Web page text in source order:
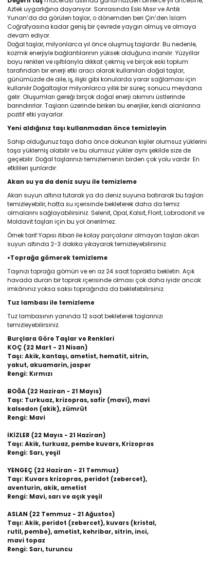
Aztek uygarlığına dayanıyor. Sonrasında Eski Mısır ve Antik
Yunan’da da görülen taşlar, o dönemden beri Çin’den İslam
Coğrafyasına kadar geniş bir çevrede yaygın olmuş ve olmaya
devam ediyor.
Doğal taşlar, milyonlarca yıl önce oluşmuş taşlardır. Bu nedenle,
kozmik enerjiyle bağlantılarının yüksek olduğuna inanılır. Yüzyıllar
boyu renkleri ve ışıltılarıyla dikkat çekmiş ve birçok eski toplum
tarafından bir enerji etki aracı olarak kullanılan doğal taşlar,
günümüzde de aile, iş, ilişki gibi konularda yarar sağlaması için
kullanılır.Doğaltaşlar milyonlarca yıllık bir süreç sonucu meydana
gelir. Oluşumları gereği birçok doğal enerji akımını üstlerinde
barındırırlar. Taşların üzerinde biriken bu enerjiler, kendi alanlarına
pozitif etki yayarlar.
Yeni aldığınız taşı kullanmadan önce temizleyin
Sahip olduğunuz taşa daha önce dokunan kişiler olumsuz yüklerini
taşa yüklemiş olabilir ve bu olumsuz yükler aynı şekilde size de
geçebilir. Doğal taşlarınızı temizlemenin birden çok yolu vardır. En
etkilileri şunlardır:
Akan su ya da deniz suyu ile temizleme
Akan suyun altına tutarak ya da deniz suyuna batırarak bu taşları
temizleyebilir, hatta su içerisinde bekleterek daha da temiz
olmalarını sağlayabilirsiniz. Selenit, Opal, Kalsit, Florit, Labrodonit ve
Moldavit taşları için bu yol önerilmez.
Örnek tarif:Yapısı itibari ile kolay parçalanır olmayan taşları akan
suyun altında 2-3 dakika yıkayarak temizleyebilirsiniz.
•Toprağa gömerek temizleme
Taşınızı toprağa gömün ve en az 24 saat toprakta bekletin. Açık
havada duran bir toprak içerisinde olması çok daha iyidir ancak
imkânınız yoksa saksı toprağında da bekletebilirsiniz.
Tuz lambası ile temizleme
Tuz lambasının yanında 12 saat bekleterek taşlarınızı
temizleyebilirsiniz.
Burçlara Göre Taşlar ve Renkleri
KOÇ (22 Mart - 21 Nisan)
Taşı: Akik, kantaşı, ametist, hematit, sitrin,
yakut, akuamarin, jasper
Rengi: Kırmızı
BOĞA (22 Haziran - 21 Mayıs)
Taşı: Turkuaz, krizopras, safir (mavi), mavi
kalsedon (akik), zümrüt
Rengi: Mavi
İKİZLER (22 Mayıs - 21 Haziran)
Taşı: Akik, turkuaz, pembe kuvars, Krizopras
Rengi: Sarı, yeşil
YENGEÇ (22 Haziran - 21 Temmuz)
Taşı: Kuvars krizopras, peridot (zebercet),
aventurin, akik, ametist
Rengi: Mavi, sarı ve açık yeşil
ASLAN (22 Temmuz - 21 Ağustos)
Taşı: Akik, peridot (zebercet), kuvars (kristal,
rutil, pembe), ametist, kehribar, sitrin, inci,
mavi topaz
Rengi: Sarı, turuncu